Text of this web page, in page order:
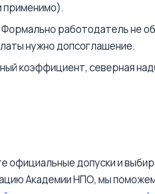
применимо).
Формально работодатель не
нужно допсоглашение.
коэффициент, северная
допуски и
Академии НПО, мы